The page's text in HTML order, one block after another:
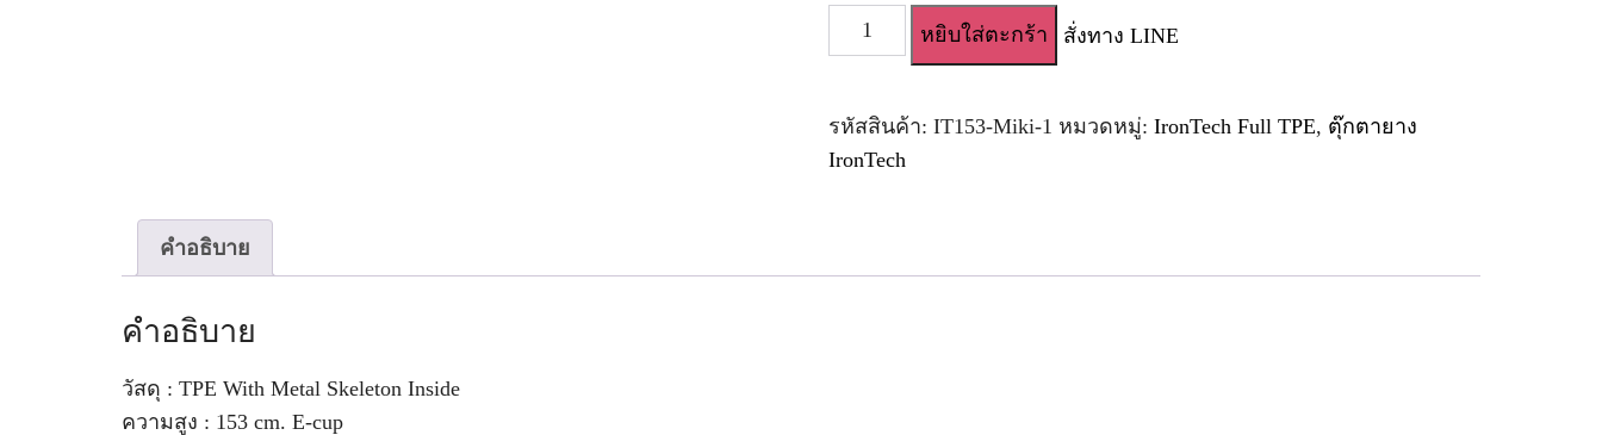
จำนวน
ตุ๊กตา
ญี่ปุ่น
ผิว
หยิบใส่ตะกร้า สั่งทาง LINE
รหัสสินค้า: IT153-Miki-1 หมวดหมู่: IronTech Full TPE, ตุ๊กตายาง
IronTech
คำอธิบาย
คำอธิบาย
วัสดุ : TPE With Metal Skeleton Inside
ความสูง : 153 cm. E-cup